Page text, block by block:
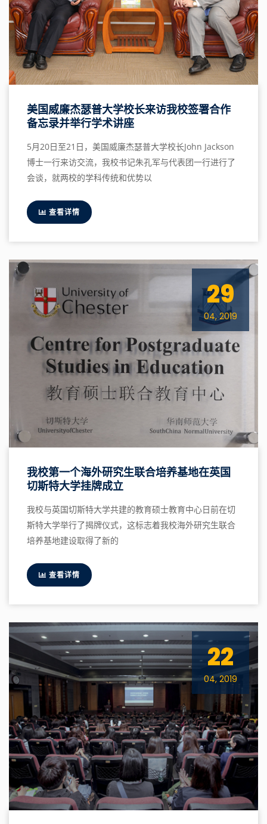
美国威廉杰瑟普大学校长来访我校签署合作
备忘录并举行学术讲座
5月20日至21日，美国威廉杰瑟普大学校长John Jackson
博士一行来访交流，我校书记朱孔军与代表团一行进行了
会谈，就两校的学科传统和优势以
查看详情
29
04, 2019
我校第一个海外研究生联合培养基地在英国
切斯特大学挂牌成立
我校与英国切斯特大学共建的教育硕士教育中心日前在切
斯特大学举行了揭牌仪式，这标志着我校海外研究生联合
培养基地建设取得了新的
查看详情
22
04, 2019